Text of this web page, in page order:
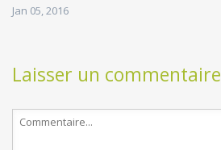
Jan 05, 2016
Laisser un commentaire